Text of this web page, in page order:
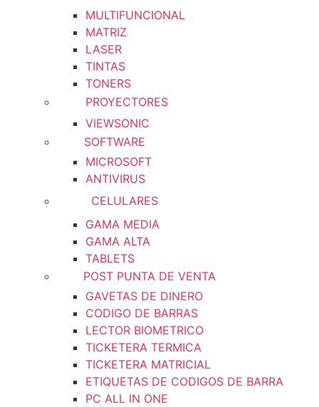
MULTIFUNCIONAL
MATRIZ
LASER
TINTAS
TONERS
PROYECTORES
VIEWSONIC
SOFTWARE
MICROSOFT
ANTIVIRUS
CELULARES
GAMA MEDIA
GAMA ALTA
TABLETS
POST PUNTA DE VENTA
GAVETAS DE DINERO
CODIGO DE BARRAS
LECTOR BIOMETRICO
TICKETERA TERMICA
TICKETERA MATRICIAL
ETIQUETAS DE CODIGOS DE BARRA
PC ALL IN ONE